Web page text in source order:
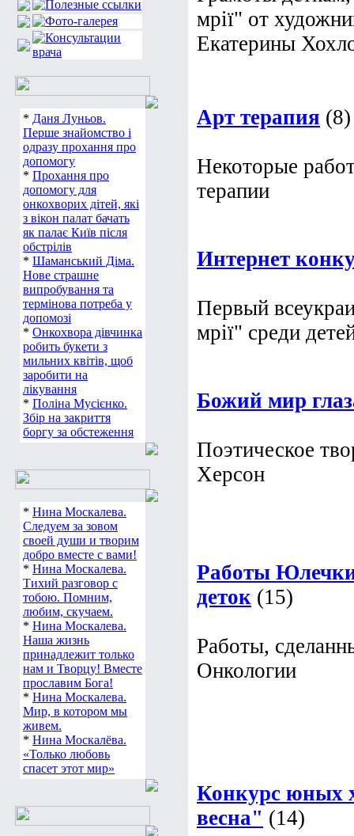
* Даня Луньов.
Перше знайомство і
одразу прохання про
допомогу
* Прохання про
допомогу для
онкохворих дітей, які
з вікон палат бачать
як палає Київ після
обстрілів
* Шаманський Діма.
Нове страшне
випробування та
термінова потреба у
допомозі
* Онкохвора дівчинка
робить букети з
мильних квітів, щоб
заробити на
лікування
* Поліна Мусієнко.
Збір на закриття
боргу за обстеження
* Нина Москалева.
Следуем за зовом
своей души и творим
добро вместе с вами!
* Нина Москалева.
Тихий разговор с
тобою. Помним,
любим, скучаем.
* Нина Москалева.
Наша жизнь
принадлежит только
нам и Творцу! Вместе
прославим Бога!
* Нина Москалева.
Мир, в котором мы
живем.
* Нина Москалёва.
«Только любовь
спасет этот мир»
мрії" от
Екатерины
Арт терапия (8)
Некоторые
терапии
Интернет
Первый
мрії" среди
Божий мир
Поэтическое
Херсон
Работы
деток (15)
Работы,
Онкологии
Конкурс юных
весна" (14)